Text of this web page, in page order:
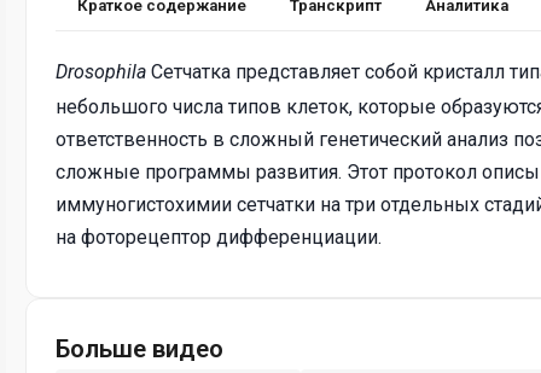
Краткое содержание Транскрипт Аналитика
Drosophila Сетчатка представляет собой кристалл
небольшого числа типов клеток, которые
ответственность в сложный генетический анализ
сложные программы развития. Этот протокол
иммуногистохимии сетчатки на три отдельных
на фоторецептор дифференциации.
Больше видео